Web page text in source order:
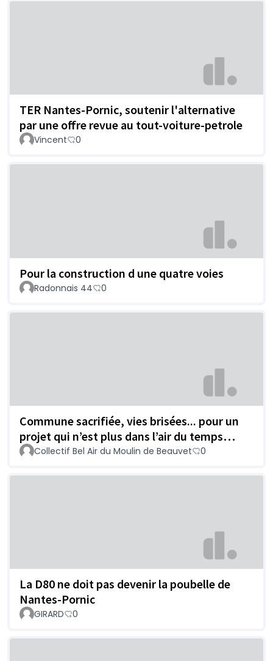
TER Nantes-Pornic, soutenir l'alternative
par une offre revue au tout-voiture-petrole
Vincent 0
Pour la construction d une quatre voies
Radonnais 44 0
Commune sacrifiée, vies brisées... pour un
projet qui n’est plus dans l’air du temps…
Collectif Bel Air du Moulin de Beauvet 0
La D80 ne doit pas devenir la poubelle de
Nantes-Pornic
GIRARD 0